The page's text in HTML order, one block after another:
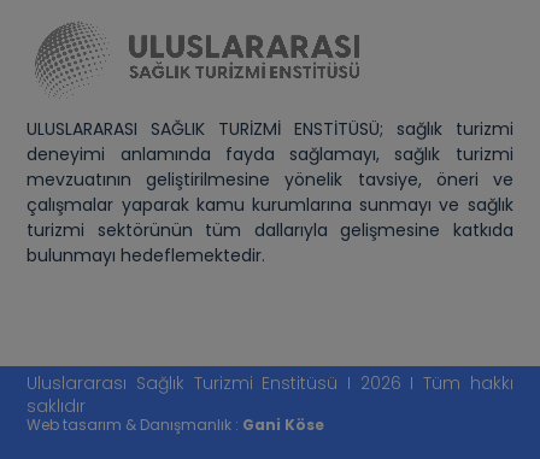
ULUSLARARASI SAĞLIK TURİZMİ ENSTİTÜSÜ; sağlık turizmi
deneyimi anlamında fayda sağlamayı, sağlık turizmi
mevzuatının geliştirilmesine yönelik tavsiye, öneri ve
çalışmalar yaparak kamu kurumlarına sunmayı ve sağlık
turizmi sektörünün tüm dallarıyla gelişmesine katkıda
bulunmayı hedeflemektedir.
Uluslararası Sağlık Turizmi Enstitüsü I 2026 I Tüm hakkı
saklıdır
Web tasarım & Danışmanlık : Gani Köse